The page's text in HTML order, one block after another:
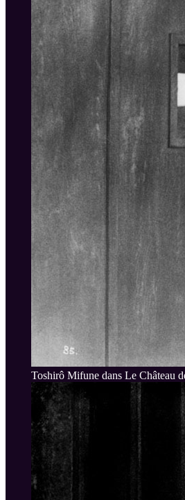
Toshirô Mifune dans Le Château